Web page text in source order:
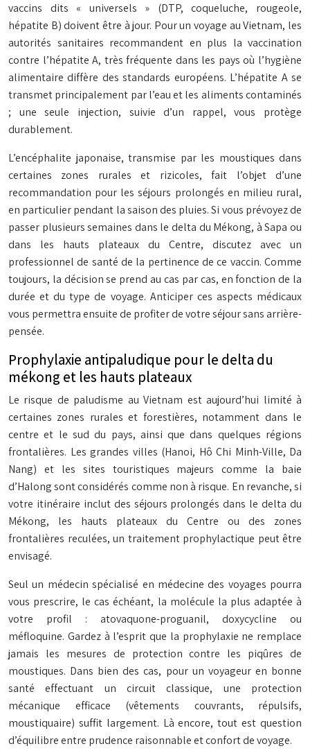
vaccins dits « universels » (DTP, coqueluche, rougeole,
hépatite B) doivent être à jour. Pour un voyage au Vietnam, les
autorités sanitaires recommandent en plus la vaccination
contre l’hépatite A, très fréquente dans les pays où l’hygiène
alimentaire diffère des standards européens. L’hépatite A se
transmet principalement par l’eau et les aliments contaminés
; une seule injection, suivie d’un rappel, vous protège
durablement.
L’encéphalite japonaise, transmise par les moustiques dans
certaines zones rurales et rizicoles, fait l’objet d’une
recommandation pour les séjours prolongés en milieu rural,
en particulier pendant la saison des pluies. Si vous prévoyez de
passer plusieurs semaines dans le delta du Mékong, à Sapa ou
dans les hauts plateaux du Centre, discutez avec un
professionnel de santé de la pertinence de ce vaccin. Comme
toujours, la décision se prend au cas par cas, en fonction de la
durée et du type de voyage. Anticiper ces aspects médicaux
vous permettra ensuite de profiter de votre séjour sans arrière-
pensée.
Prophylaxie antipaludique pour le delta du
mékong et les hauts plateaux
Le risque de paludisme au Vietnam est aujourd’hui limité à
certaines zones rurales et forestières, notamment dans le
centre et le sud du pays, ainsi que dans quelques régions
frontalières. Les grandes villes (Hanoi, Hô Chi Minh-Ville, Da
Nang) et les sites touristiques majeurs comme la baie
d’Halong sont considérés comme non à risque. En revanche, si
votre itinéraire inclut des séjours prolongés dans le delta du
Mékong, les hauts plateaux du Centre ou des zones
frontalières reculées, un traitement prophylactique peut être
envisagé.
Seul un médecin spécialisé en médecine des voyages pourra
vous prescrire, le cas échéant, la molécule la plus adaptée à
votre profil : atovaquone-proguanil, doxycycline ou
méfloquine. Gardez à l’esprit que la prophylaxie ne remplace
jamais les mesures de protection contre les piqûres de
moustiques. Dans bien des cas, pour un voyageur en bonne
santé effectuant un circuit classique, une protection
mécanique efficace (vêtements couvrants, répulsifs,
moustiquaire) suffit largement. Là encore, tout est question
d’équilibre entre prudence raisonnable et confort de voyage.